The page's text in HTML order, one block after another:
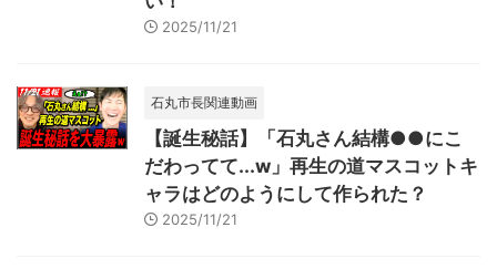
2025/11/21
石丸市長関連動画
【誕生秘話】「石丸さん結構●●にこ
だわってて...w」再生の道マスコットキ
ャラはどのようにして作られた？
2025/11/21